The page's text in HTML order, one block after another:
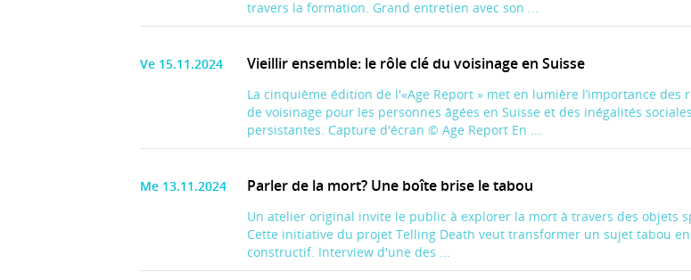
travers la formation. Grand entretien avec son ...
Ve 15.11.2024 Vieillir ensemble: le rôle clé du voisinage en Suisse
La cinquième édition de l'«Age Report » met en lumière l’importance des
de voisinage pour les personnes âgées en Suisse et des inégalités sociales
persistantes. Capture d'écran © Age Report En ...
Me 13.11.2024 Parler de la mort? Une boîte brise le tabou
Un atelier original invite le public à explorer la mort à travers des objets
Cette initiative du projet Telling Death veut transformer un sujet tabou
constructif. Interview d'une des ...